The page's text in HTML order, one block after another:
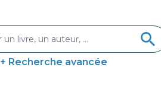
+ Recherche avancée